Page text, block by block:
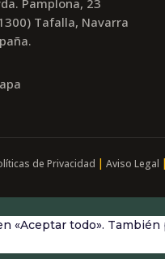
Pamplona, 23
Tafalla, Navarra
de Privacidad | Aviso Legal |
«Aceptar todo».